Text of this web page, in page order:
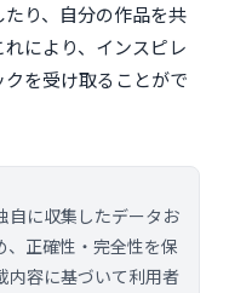
り、自分の作品を共
により、インスピレ
を受け取ることがで
自に収集したデータお
、正確性・完全性を保
内容に基づいて利用者